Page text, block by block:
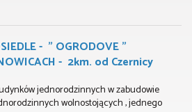
- " OGRODOVE "
- 2km. od Czernicy
jednorodzinnych w zabudowie
wolnostojących , jednego